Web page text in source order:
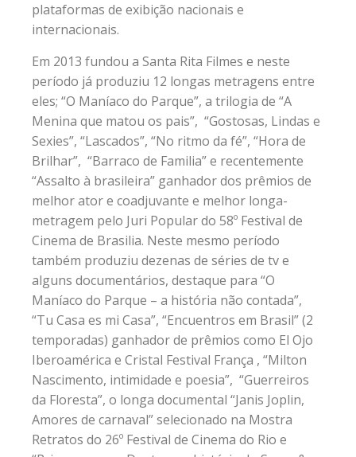
plataformas de exibição nacionais e
internacionais.
Em 2013 fundou a Santa Rita Filmes e neste
período já produziu 12 longas metragens entre
eles; “O Maníaco do Parque”, a trilogia de “A
Menina que matou os pais”, “Gostosas, Lindas e
Sexies”, “Lascados”, “No ritmo da fé”, “Hora de
Brilhar”, “Barraco de Familia” e recentemente
“Assalto à brasileira” ganhador dos prêmios de
melhor ator e coadjuvante e melhor longa-
metragem pelo Juri Popular do 58º Festival de
Cinema de Brasilia. Neste mesmo período
também produziu dezenas de séries de tv e
alguns documentários, destaque para “O
Maníaco do Parque – a história não contada”,
“Tu Casa es mi Casa”, “Encuentros em Brasil” (2
temporadas) ganhador de prêmios como El Ojo
Iberoamérica e Cristal Festival França , “Milton
Nascimento, intimidade e poesia”, “Guerreiros
da Floresta”, o longa documental “Janis Joplin,
Amores de carnaval” selecionado na Mostra
Retratos do 26º Festival de Cinema do Rio e